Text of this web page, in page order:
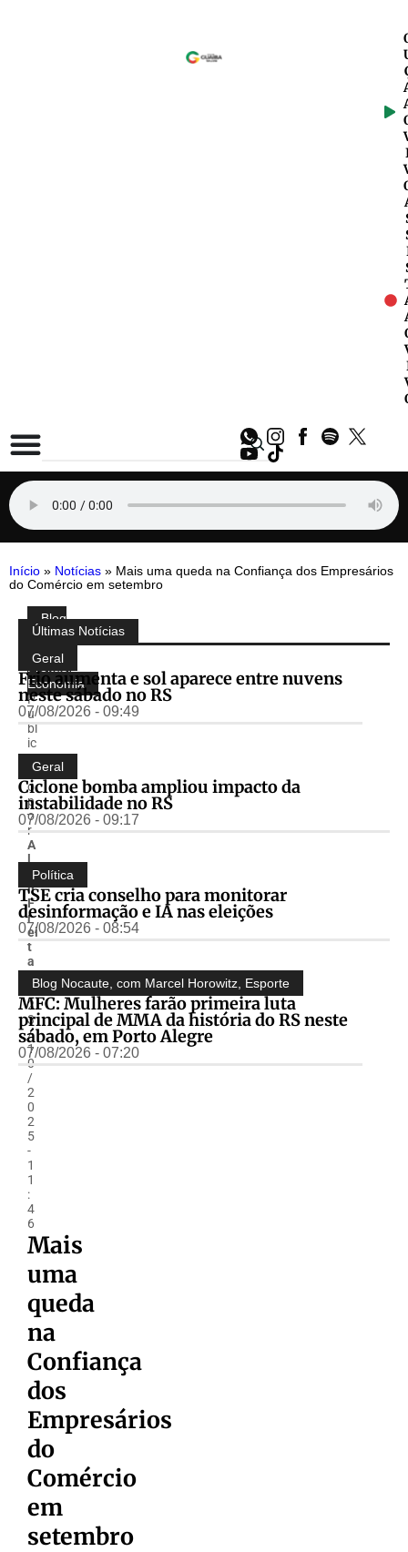
Início » Notícias » Mais uma queda na Confiança dos Empresários
do Comércio em setembro
Compartilhe:
Blog
do
Almir
Freitas
Economia
P
u
bl
ic
a
d
o
p
o
r
A
l
m
ir
F
r
ei
t
a
s
2
3
/
1
0
/
2
0
2
5
-
1
1
:
4
6
Mais
uma
queda
na
Confiança
dos
Empresários
do
Comércio
em
setembro
Últimas Notícias
Geral
Frio aumenta e sol aparece entre nuvens
neste sábado no RS
07/08/2026 - 09:49
Geral
Ciclone bomba ampliou impacto da
instabilidade no RS
07/08/2026 - 09:17
Política
TSE cria conselho para monitorar
desinformação e IA nas eleições
07/08/2026 - 08:54
Blog Nocaute, com Marcel Horowitz Esporte
MFC: Mulheres farão primeira luta
principal de MMA da história do RS neste
sábado, em Porto Alegre
07/08/2026 - 07:20